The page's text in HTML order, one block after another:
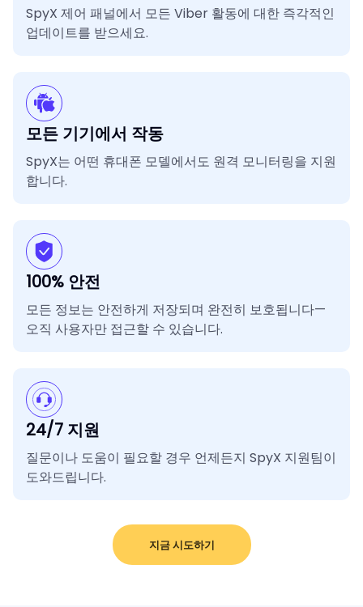
SpyX 제어 패널에서 모든 Viber 활동에 대한 즉각적인
업데이트를 받으세요.
모든 기기에서 작동
SpyX는 어떤 휴대폰 모델에서도 원격 모니터링을 지원
합니다.
100% 안전
모든 정보는 안전하게 저장되며 완전히 보호됩니다—
오직 사용자만 접근할 수 있습니다.
24/7 지원
질문이나 도움이 필요할 경우 언제든지 SpyX 지원팀이
도와드립니다.
지금 시도하기